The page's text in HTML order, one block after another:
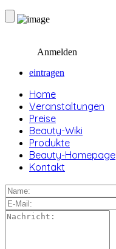
Anmelden
eintragen
Home
Veranstaltungen
Preise
Beauty-Wiki
Produkte
Beauty-Homepage
Kontakt